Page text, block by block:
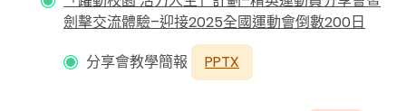
劍擊交流體驗–迎接2025全國運動會倒數200日
分享會教學簡報
PPTX